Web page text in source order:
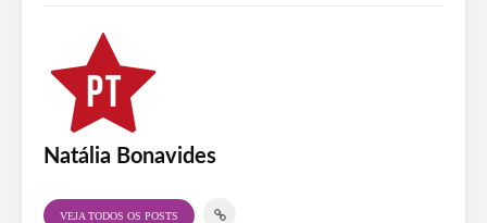
Natália Bonavides
VEJA TODOS OS POSTS